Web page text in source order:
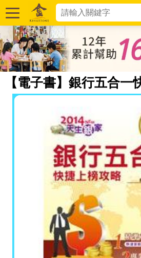
【電子書】銀行五合一